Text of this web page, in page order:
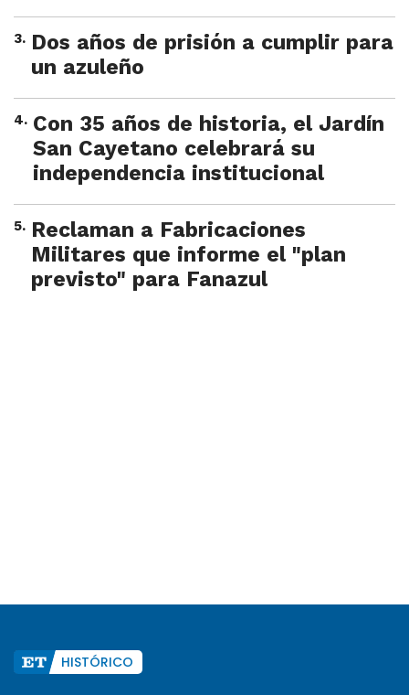
3. Dos años de prisión a cumplir para
un azuleño
4. Con 35 años de historia, el Jardín
San Cayetano celebrará su
independencia institucional
5. Reclaman a Fabricaciones
Militares que informe el "plan
previsto" para Fanazul
HISTÓRICO